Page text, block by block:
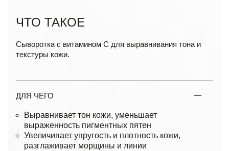
ЧТО ТАКОЕ
Сыворотка с витамином С для выравнивания тона и
текстуры кожи.
ДЛЯ ЧЕГО
Выравнивает тон кожи, уменьшает
выраженность пигментных пятен
Увеличивает упругость и плотность кожи,
разглаживает морщины и линии